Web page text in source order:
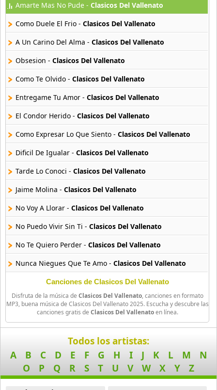
2023 Pop
80 músicas online
2023 Rock
59 músicas online
37 músicas online
80s Ballads
48 músicas online
80s Pop Rock
50 músicas online
90s Acoustic Hits
39 músicas online
90s Latin Music
50 músicas online
90s Party Hits
58 músicas online
90s Pop Rock
50 músicas online
90s Rap
50 músicas online
Acoustic Pop
49 músicas online
Amarte Mas No Pude - Clasicos Del Vallenato
Como Duele El Frio - Clasicos Del Vallenato
A Un Carino Del Alma - Clasicos Del Vallenato
Obsesion - Clasicos Del Vallenato
Como Te Olvido - Clasicos Del Vallenato
Entregame Tu Amor - Clasicos Del Vallenato
El Condor Herido - Clasicos Del Vallenato
Como Expresar Lo Que Siento - Clasicos Del Vallenato
Dificil De Igualar - Clasicos Del Vallenato
Tarde Lo Conoci - Clasicos Del Vallenato
Jaime Molina - Clasicos Del Vallenato
No Voy A Llorar - Clasicos Del Vallenato
No Puedo Vivir Sin Ti - Clasicos Del Vallenato
No Te Quiero Perder - Clasicos Del Vallenato
Nunca Niegues Que Te Amo - Clasicos Del Vallenato
Si Tu Amor No Vuelve -Clasicos Del Vallenato
Los Caminos De La Vida -Clasicos Del Vallenato
Clasicos Del Vallenato
Clasicos Del Vallenato
La Falla Fue Tuya -
Clasicos Del Vallenato
La Casa En El Aire -Clasicos Del Vallenato
Canciones de Clasicos Del Vallenato
Disfruta de la música de Clasicos Del Vallenato, canciones en formato
MP3, buena música de Clasicos Del Vallenato 2025. Escucha y descubre las
canciones gratis de Clasicos Del Vallenatoen línea.
Todos los artistas:
A
B C D E F G H I J K L M
N
O
P Q R S T U V W X Y Z